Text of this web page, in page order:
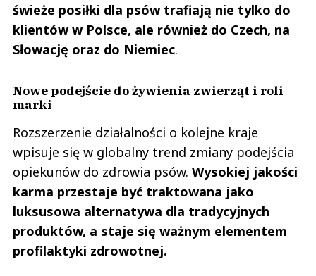
świeże posiłki dla psów trafiają nie tylko do
klientów w Polsce, ale również do Czech, na
Słowację oraz do Niemiec.
Nowe podejście do żywienia zwierząt i roli
marki
Rozszerzenie działalności o kolejne kraje
wpisuje się w globalny trend zmiany podejścia
opiekunów do zdrowia psów. Wysokiej jakości
karma przestaje być traktowana jako
luksusowa alternatywa dla tradycyjnych
produktów, a staje się ważnym elementem
profilaktyki zdrowotnej.